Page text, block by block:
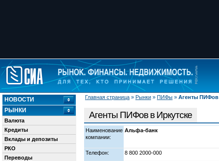
Главная страница » Рынки » ПИФы » Агенты ПИФов
НОВОСТИ
РЫНКИ
Валюта
Кредиты
Вклады и депозиты
РКО
Переводы
Агенты ПИФов в Иркутске
Наименование
компании:
Альфа-банк
Телефон: 8 800 2000-000